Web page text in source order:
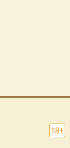
18+